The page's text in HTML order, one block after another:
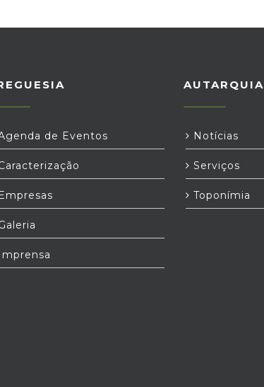
de Eventos
Empresas
Imprensa
AUTARQUIA
Notícias
Serviços
Toponímia